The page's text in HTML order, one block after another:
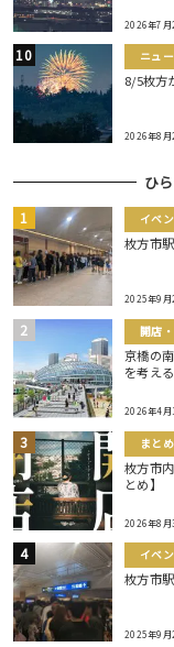
2026年7月
ニュ
8/5枚方
2026年8月
ひ
イベ
枚方市
2025年9月
開店
京橋の
を考える
2026年4月
まとめ
枚方市
とめ】
2026年8月
イベ
枚方市
2025年9月